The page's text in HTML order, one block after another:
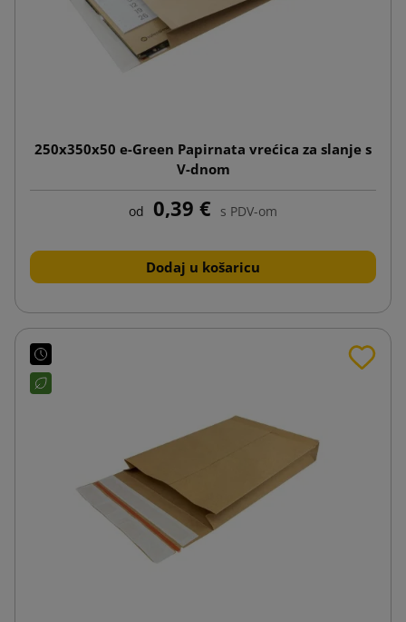
250x350x50 e-Green Papirnata vrećica za slanje s
V-dnom
od 0,39 € s PDV-om
Dodaj u košaricu